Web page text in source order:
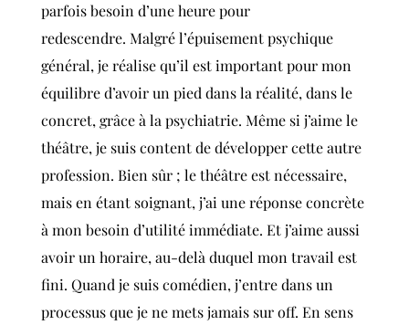
parfois besoin d’une heure pour
redescendre. Malgré l’épuisement psychique
général, je réalise qu’il est important pour mon
équilibre d’avoir un pied dans la réalité, dans le
concret, grâce à la psychiatrie. Même si j’aime le
théâtre, je suis content de développer cette autre
profession. Bien sûr ; le théâtre est nécessaire,
mais en étant soignant, j’ai une réponse concrète
à mon besoin d’utilité immédiate. Et j’aime aussi
avoir un horaire, au-delà duquel mon travail est
fini. Quand je suis comédien, j’entre dans un
processus que je ne mets jamais sur off. En sens